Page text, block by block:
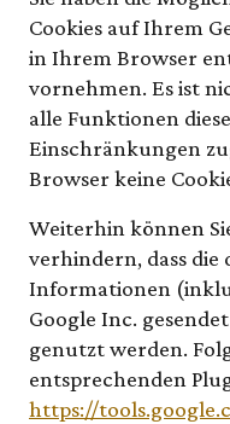
Cookies auf Ihrem
in Ihrem Browser
vornehmen. Es ist
alle Funktionen
Einschränkungen
Browser keine
Weiterhin können
verhindern, dass die
Informationen
Google Inc.
genutzt werden.
entsprechenden
https://